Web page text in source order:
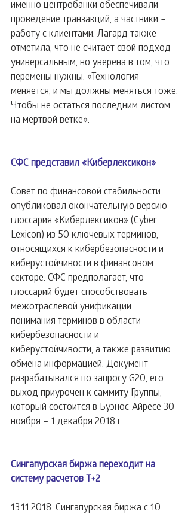
именно центробанки обеспечивали
проведение транзакций, а частники –
работу с клиентами. Лагард также
отметила, что не считает свой подход
универсальным, но уверена в том, что
перемены нужны: «Технология
меняется, и мы должны меняться тоже.
Чтобы не остаться последним листом
на мертвой ветке».
СФС представил «Киберлексикон»
Совет по финансовой стабильности
опубликовал окончательную версию
глоссария «Киберлексикон» (Cyber
Lexicon) из 50 ключевых терминов,
относящихся к кибербезопасности и
киберустойчивости в финансовом
секторе. СФС предполагает, что
глоссарий будет способствовать
межотраслевой унификации
понимания терминов в области
кибербезопасности и
киберустойчивости, а также развитию
обмена информацией. Документ
разрабатывался по запросу G20, его
выход приурочен к саммиту Группы,
который состоится в Буэнос-Айресе 30
ноября – 1 декабря 2018 г.
Сингапурская биржа переходит на
систему расчетов T+2
13.11.2018. Сингапурская биржа с 10